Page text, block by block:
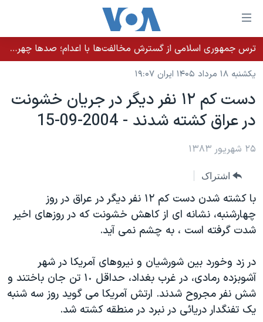
لینکهای
قابل
دسترسی
جهش
محتوای
اصلی
جهش
به
اصلی
جهش
به
جستجو
خانه
نسخه سبک وب‌سایت
موضوع ها
ایران
آمریکا
گزیده‌ها
ویژه برنامه‌ها
فرهنگ و زندگی
حقوق شهروندی
برنامه های تلویزیونی
جدول برنامه ها
صفحه‌های ویژه
عملیات خشم حماسی
۲۵۰سالگی آمریکا
مستندها
انتخابات ریاست جمهوری آمریکا ۲۰۲۴
حمله جمهوری اسلامی به اسرائیل
پخش رادیویی
دنبال کنید
ترس جمهوری اسلامی از گسترش مخالفت‌ها با اعدام؛ صدها چهره شناخته‌شده به دادسرا احضار شدند
یکشنبه ۱۸ مرداد ۱۴۰۵ ایران ۱۹:۰۷
دست کم ١٢ نفر ديگر در جريان خشونت
در عراق کشته شدند - 2004-09-15
۲۵ شهریور ۱۳۸۳
اشتراک
با کشته شدن دست کم ١٢ نفر ديگر در عراق در روز
چهارشنبه، نشانه ای از کاهش خشونت که در روزهای اخير
شدت گرفته است ، به چشم نمی آيد.
در زد وخورد بين شورشيان و نيروهای آمريکا در شهر
آشوبزده رمادی، در غرب بغداد، حداقل ١٠ تن جان باختند و
شش نفر مجروح شدند. ارتش آمريکا می گويد روز سه شنبه
يک تفنگدار دريائی در نبرد در منطقه کشته شد.